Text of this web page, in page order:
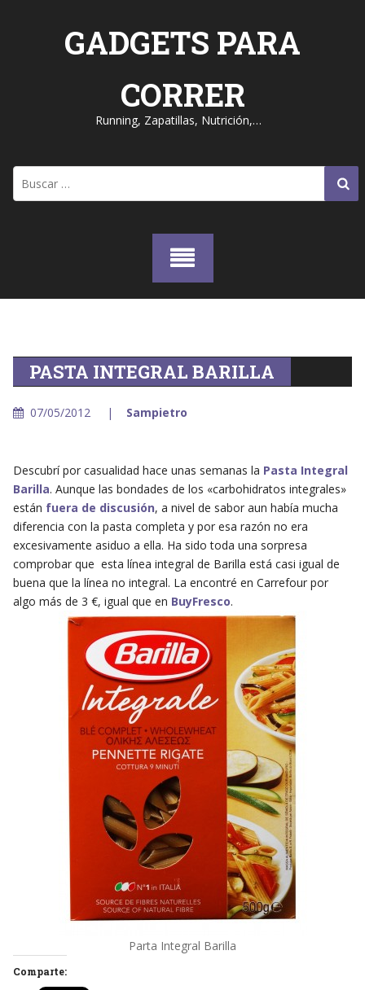
GADGETS PARA
CORRER
Running, Zapatillas, Nutrición,…
PASTA INTEGRAL BARILLA
07/05/2012 Sampietro
Descubrí por casualidad hace unas semanas la Pasta Integral
Barilla. Aunque las bondades de los «carbohidratos integrales»
están fuera de discusión, a nivel de sabor aun había mucha
diferencia con la pasta completa y por esa razón no era
excesivamente asiduo a ella. Ha sido toda una sorpresa
comprobar que esta línea integral de Barilla está casi igual de
buena que la línea no integral. La encontré en Carrefour por
algo más de 3 €, igual que en BuyFresco.
Parta Integral Barilla
Comparte: